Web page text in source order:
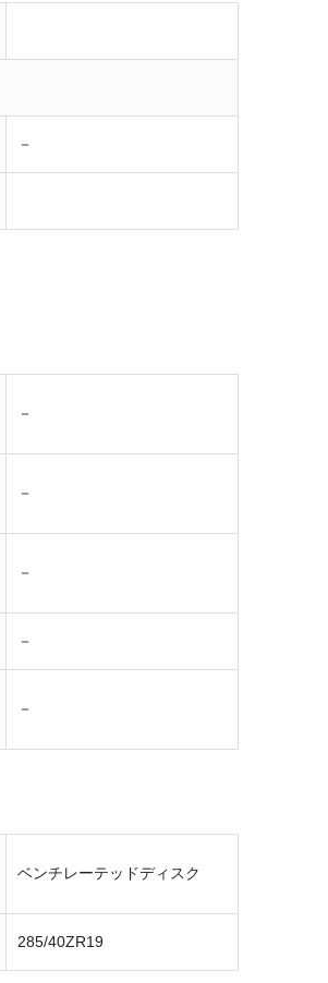
－
－
－
－
－
－
ベンチレーテッドディスク
285/40ZR19